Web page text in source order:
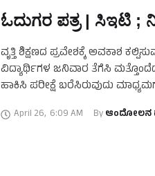
ಓದುಗರ ಪತ್ರ | ಸಿಇಟಿ ;
ವೃತ್ತಿ ಶಿಕ್ಷಣದ ಪ್ರವೇಶಕ್ಕೆ ಅವಕಾಶ
ವಿದ್ಯಾರ್ಥಿಗಳ ಜನಿವಾರ ತೆಗೆಸಿ
ಹಾಕಿಸಿ ಪರೀಕ್ಷೆ ಬರೆಸಿರುವುದು
April 26, 6:09 AM By ಆಂದೋಲನ